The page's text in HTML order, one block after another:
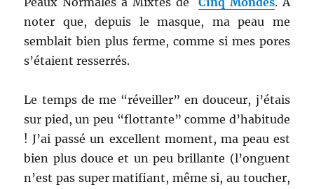
noter que, depuis le masque, ma peau me
semblait bien plus ferme, comme si mes pores
s’étaient resserrés.
Le temps de me “réveiller” en douceur, j’étais
sur pied, un peu “flottante” comme d’habitude
! J’ai passé un excellent moment, ma peau est
bien plus douce et un peu brillante (l’onguent
n’est pas super matifiant, même si, au toucher,